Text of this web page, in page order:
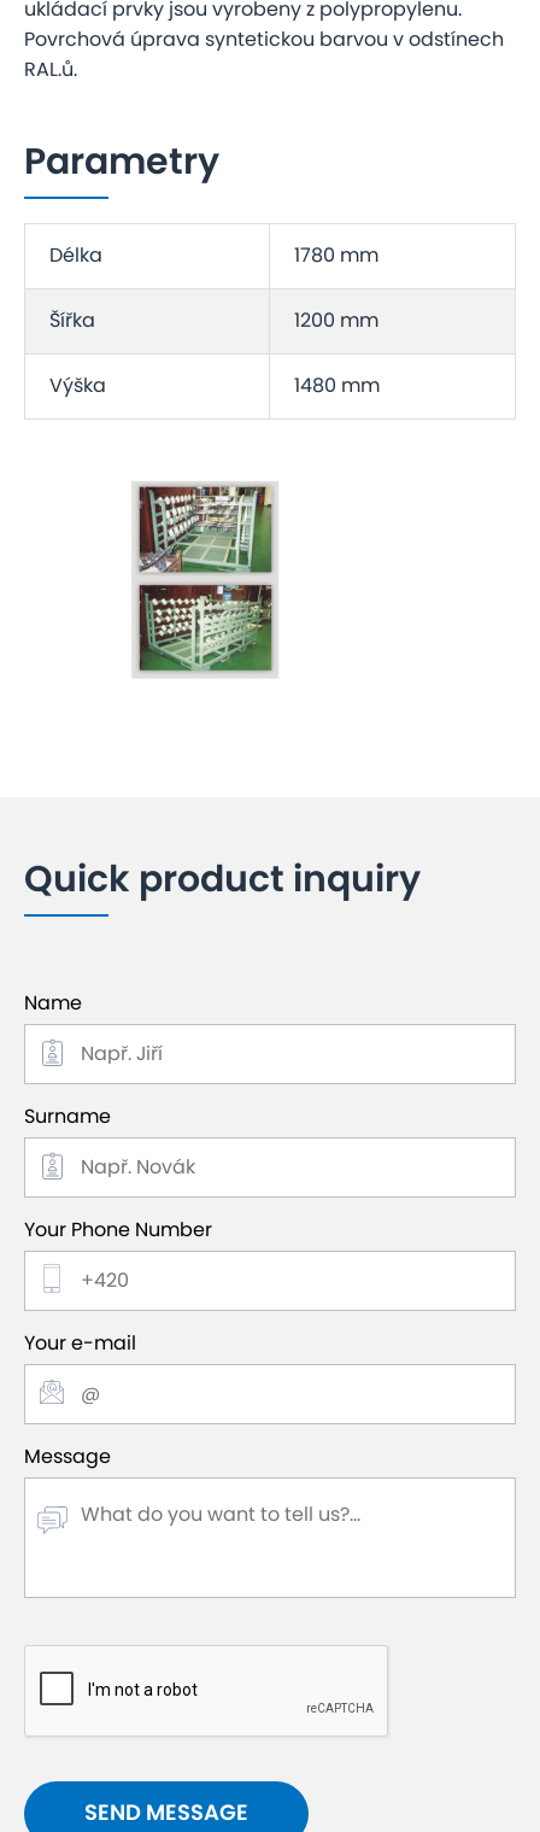
ukládací prvky jsou vyrobeny z polypropylenu.
Povrchová úprava syntetickou barvou v odstínech
RAL.ů.
Parametry
Délka 1780 mm
Šířka 1200 mm
Výška 1480 mm
Quick product inquiry
Name
Surname
Your Phone Number
Your e-mail
Message